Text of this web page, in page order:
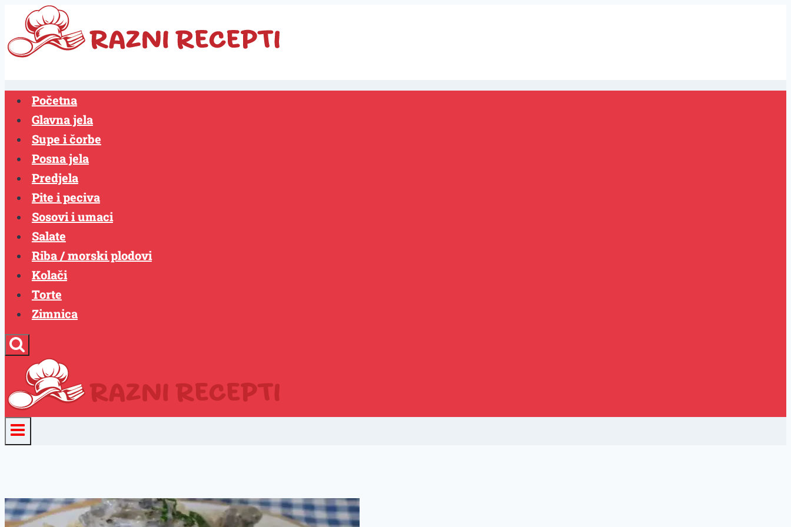
content
Početna
Glavna jela
Supe i čorbe
Posna jela
Predjela
Pite i peciva
Sosovi i umaci
Salate
Riba / morski plodovi
Kolači
Torte
Zimnica